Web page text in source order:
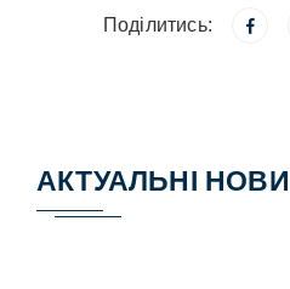
Поділитись:
АКТУАЛЬНІ